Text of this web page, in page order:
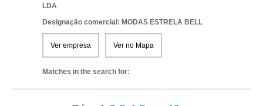
LDA
Designação comercial: MODAS ESTRELA BELL
Ver empresa Ver no Mapa
Matches in the search for: